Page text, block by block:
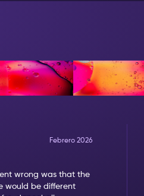
Febrero 2026
wrong was that the
would be different